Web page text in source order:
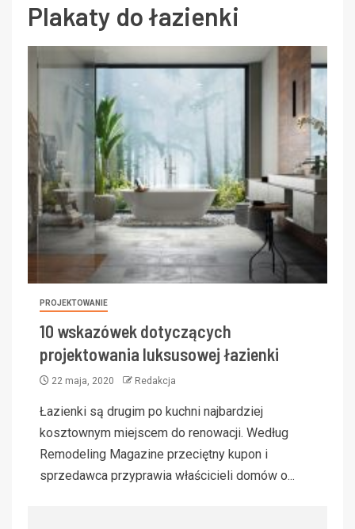
Plakaty do łazienki
PROJEKTOWANIE
10 wskazówek dotyczących
projektowania luksusowej łazienki
22 maja, 2020 Redakcja
Łazienki są drugim po kuchni najbardziej
kosztownym miejscem do renowacji. Według
Remodeling Magazine przeciętny kupon i
sprzedawca przyprawia właścicieli domów o...